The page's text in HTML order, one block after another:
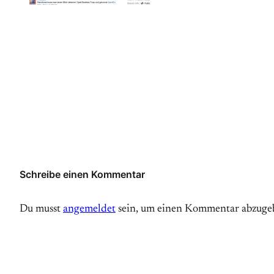
Schreibe einen Kommentar
Du musst angemeldet sein, um einen Kommentar